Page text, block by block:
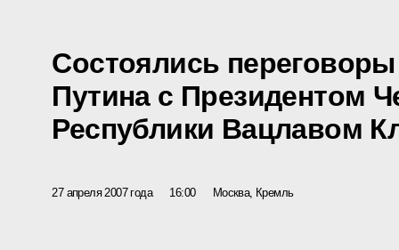
Состоялись
Путина с Президентом
Республики Вацлавом
27 апреля 2007 года 16:00 Москва, Кремль